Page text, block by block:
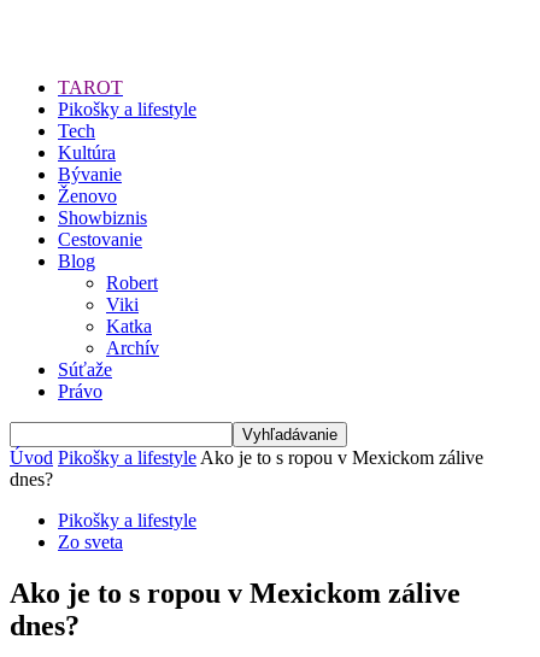
TAROT
Pikošky a lifestyle
Tech
Kultúra
Bývanie
Ženovo
Showbiznis
Cestovanie
Blog
Robert
Viki
Katka
Archív
Súťaže
Právo
Úvod Pikošky a lifestyle Ako je to s ropou v Mexickom zálive
dnes?
Pikošky a lifestyle
Zo sveta
Ako je to s ropou v Mexickom zálive
dnes?